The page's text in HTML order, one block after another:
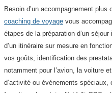
Besoin d’un accompagnement plus
coaching de voyage vous
étapes de la préparation d’un
d’un itinéraire sur mesure en
vos goûts, identification des
notamment pour l’avion, la voiture
d’activité ou événements spéciaux,